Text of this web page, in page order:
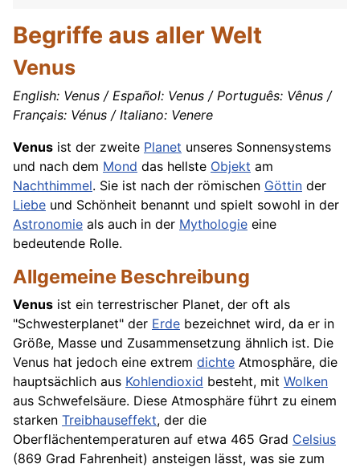
Begriffe aus aller Welt
Venus
English: Venus / Español: Venus / Português: Vênus /
Français: Vénus / Italiano: Venere
Venus ist der zweite Planet unseres Sonnensystems
und nach dem Mond das hellste Objekt am
Nachthimmel. Sie ist nach der römischen Göttin der
Liebe und Schönheit benannt und spielt sowohl in der
Astronomie als auch in der Mythologie eine
bedeutende Rolle.
Allgemeine Beschreibung
Venus ist ein terrestrischer Planet, der oft als
"Schwesterplanet" der Erde bezeichnet wird, da er in
Größe, Masse und Zusammensetzung ähnlich ist. Die
Venus hat jedoch eine extrem dichte Atmosphäre, die
hauptsächlich aus Kohlendioxid besteht, mit Wolken
aus Schwefelsäure. Diese Atmosphäre führt zu einem
starken Treibhauseffekt, der die
Oberflächentemperaturen auf etwa 465 Grad Celsius
(869 Grad Fahrenheit) ansteigen lässt, was sie zum